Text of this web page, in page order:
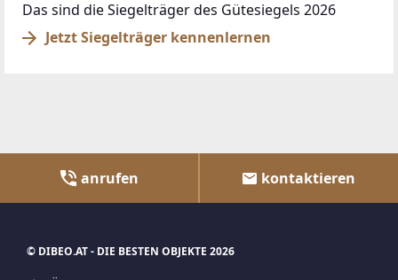
Das sind die Siegelträger des Gütesiegels 2026
Jetzt Siegelträger kennenlernen
anrufen kontaktieren
© DIBEO.AT - DIE BESTEN OBJEKTE 2026